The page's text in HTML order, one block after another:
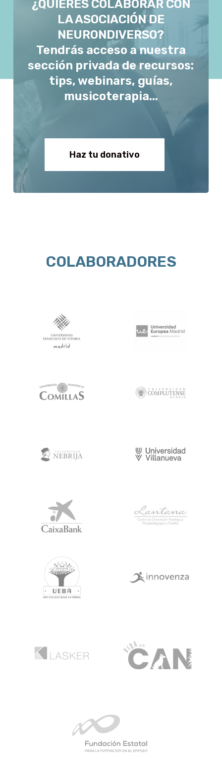
¿QUIERES COLABORAR CON
LA ASOCIACIÓN DE
NEURONDIVERSO?
Tendrás acceso a nuestra
sección privada de recursos:
tips, webinars, guías,
musicoterapia...
Haz tu donativo
COLABORADORES